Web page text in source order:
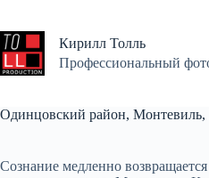
сути
Кирилл Толль
Профессиональный
Одинцовский район,
Сознание медленно